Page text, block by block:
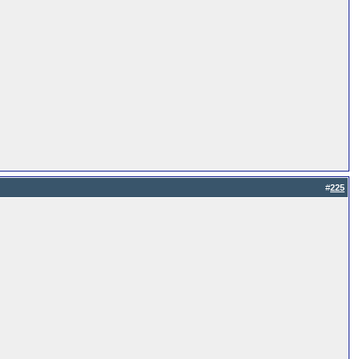
#225